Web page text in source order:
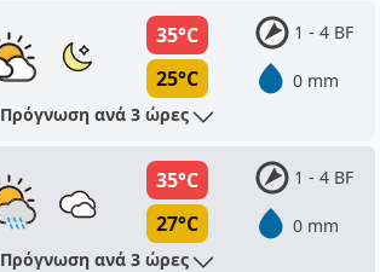
35°C
25°C
1 - 4 BF
0 mm
Πρόγνωση ανά 3 ώρες
35°C
27°C
1 - 4 BF
0 mm
Πρόγνωση ανά 3 ώρες